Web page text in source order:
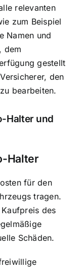
relevanten
zum Beispiel
Namen und
dem
gestellt
den
bearbeiten.
Halter und
Halter
für den
tragen.
des
Schäden.